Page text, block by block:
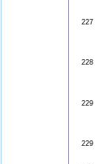
227
228
229
229